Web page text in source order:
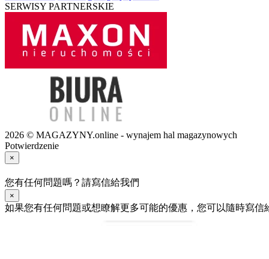
SERWISY PARTNERSKIE
2026 © MAGAZYNY.online - wynajem hal magazynowych
Potwierdzenie
×
您有任何問題嗎？請寫信給我們
×
如果您有任何問題或想瞭解更多可能的優惠，您可以隨時寫信